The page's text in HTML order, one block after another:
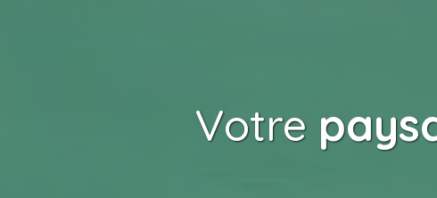
Votre